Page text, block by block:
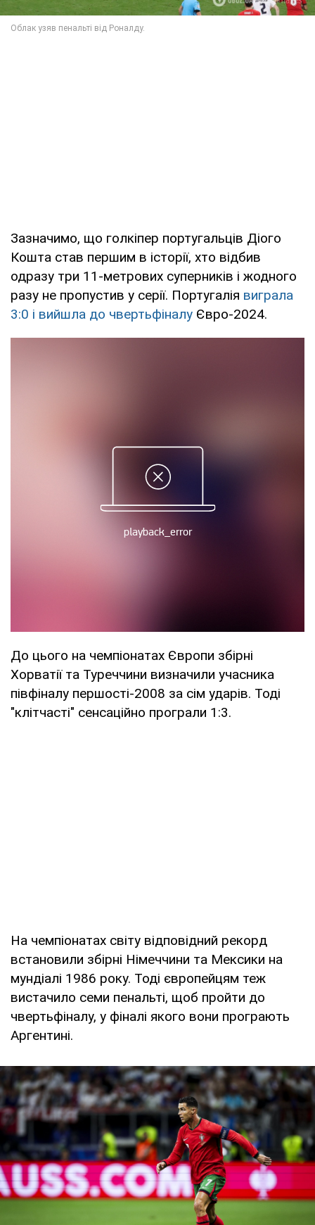
Зазначимо, що голкіпер португальців Діого
Кошта став першим в історії, хто відбив
одразу три 11-метрових суперників і жодного
разу не пропустив у серії. Португалія виграла
3:0 і вийшла до чвертьфіналу Євро-2024.
До цього на чемпіонатах Європи збірні
Хорватії та Туреччини визначили учасника
півфіналу першості-2008 за сім ударів. Тоді
"клітчасті" сенсаційно програли 1:3.
На чемпіонатах світу відповідний рекорд
встановили збірні Німеччини та Мексики на
мундіалі 1986 року. Тоді європейцям теж
вистачило семи пенальті, щоб пройти до
чвертьфіналу, у фіналі якого вони програють
Аргентині.